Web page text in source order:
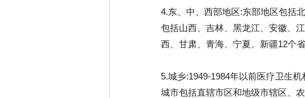
4.东、中、西部地区:东部地区包括
包括山西、吉林、黑龙江、安徽、
西、甘肃、青海、宁夏、新疆12个
5.城乡:1949-1984年以前医疗卫生
城市包括直辖市区和地级市辖区、